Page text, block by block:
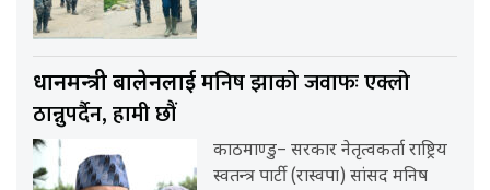
प्रधानमन्त्री बालेनलाईमनिष झाको जवाफः एक्लो
ठान्नुपर्दैन, हामी छौं
काठमाण्डु– सरकार नेतृत्वकर्ता राष्ट्रिय
स्वतन्त्र पार्टी (रास्वपा) सांसद मनिष